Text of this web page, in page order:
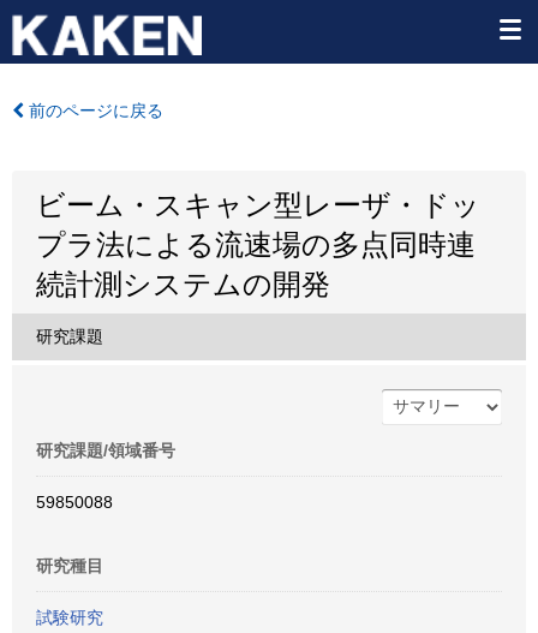
前のページに戻る
ビーム・スキャン型レーザ・ドッ
プラ法による流速場の多点同時連
続計測システムの開発
研究課題
研究課題/領域番号
59850088
研究種目
試験研究